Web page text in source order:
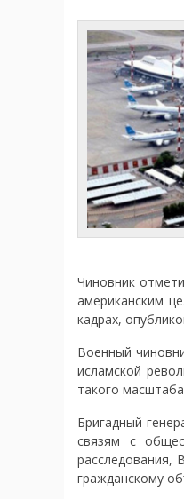
Чиновник
американским
кадрах,
Военный
исламской
такого
Бригадный
связям с
расследования,
гражданскому